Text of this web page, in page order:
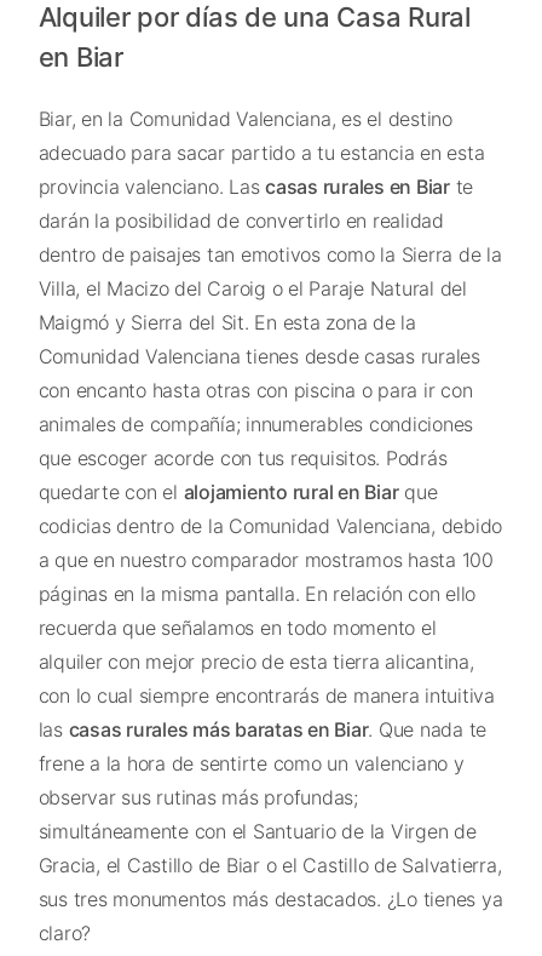
Alquiler por días de una Casa Rural
en Biar
Biar, en la Comunidad Valenciana, es el destino
adecuado para sacar partido a tu estancia en esta
provincia valenciano. Las casas rurales en Biarte
darán la posibilidad de convertirlo en realidad
dentro de paisajes tan emotivos como la Sierra de la
Villa, el Macizo del Caroig o el Paraje Natural del
Maigmó y Sierra del Sit. En esta zona de la
Comunidad Valenciana tienes desde casas rurales
con encanto hasta otras con piscina o para ir con
animales de compañía; innumerables condiciones
que escoger acorde con tus requisitos. Podrás
quedarte con el alojamiento rural en Biarque
codicias dentro de la Comunidad Valenciana, debido
a que en nuestro comparador mostramos hasta 100
páginas en la misma pantalla. En relación con ello
recuerda que señalamos en todo momento el
alquiler con mejor precio de esta tierra alicantina,
con lo cual siempre encontrarás de manera intuitiva
las casas rurales más baratas en Biar. Que nada te
frene a la hora de sentirte como un valenciano y
observar sus rutinas más profundas;
simultáneamente con el Santuario de la Virgen de
Gracia, el Castillo de Biar o el Castillo de Salvatierra,
sus tres monumentos más destacados. ¿Lo tienes ya
claro?